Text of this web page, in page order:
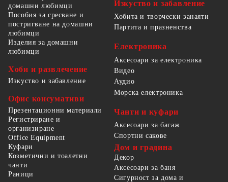
домашни любимци
Пособия за сресване и
постригване на домашни
любимци
Изделия за домашни
любимци
Хоби и развлечение
Изкуство и забавление
Офис консумативи
Презентационни материали
Регистриране и
организиране
Office Equipment
Изкуство и забавление
Хобита и творчески занаяти
Партита и празненства
Електроника
Аксесоари за електроника
Видео
Аудио
Морска електроника
Чанти и куфари
Аксесоари за багаж
Спортни сакове
Куфари
Козметични и тоалетни
чанти
Раници
Дом и градина
Декор
Аксесоари за баня
Сигурност за дома и